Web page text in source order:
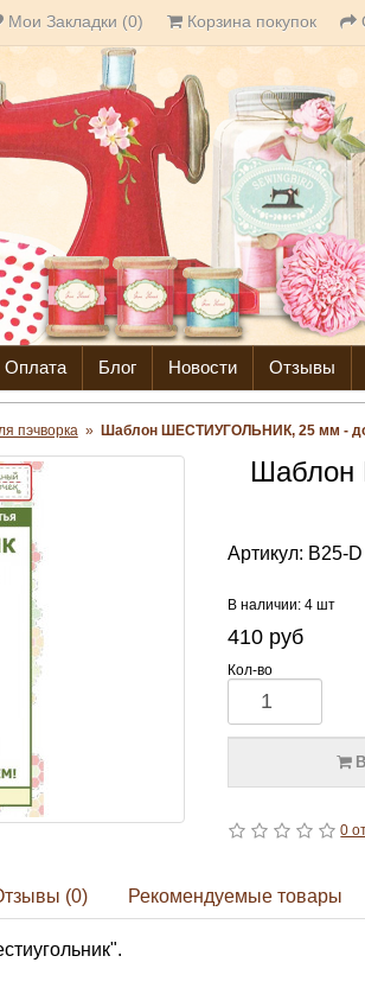
Мои Закладки (0) Корзина покупок
Оплата Блог Новости Отзывы
пэчворка » Шаблон ШЕСТИУГОЛЬНИК, 25 мм -
Артикул: B25-D
В наличии: 4 шт
410 руб
Кол-во
В
0
(0) Рекомендуемые товары